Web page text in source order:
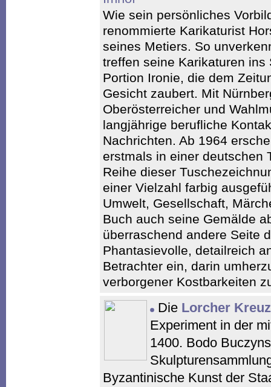
Wie sein persönliches
renommierte Karikaturist
seines Metiers. So
treffen seine Karikaturen
Portion Ironie, die dem
Gesicht zaubert. Mit
Oberösterreicher und
langjährige berufliche
Nachrichten. Ab 1964
erstmals in einer deutschen
Reihe dieser
einer Vielzahl farbig
Umwelt, Gesellschaft,
Buch auch seine Gemälde
überraschend andere Seite
Phantasievolle, detailreich
Betrachter ein, darin
verborgener Kostbarkeiten
Die Lorcher
Experiment in der
1400. Bodo
Byzantinische Kunst der